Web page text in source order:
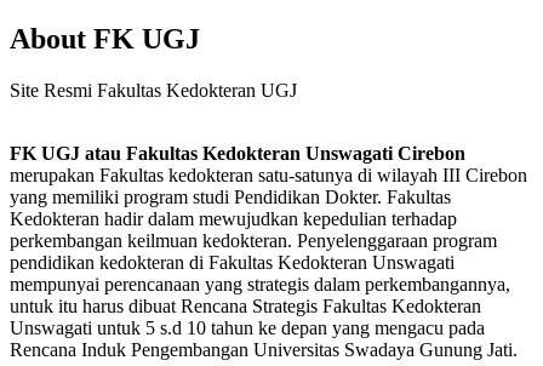
About FK UGJ
Site Resmi Fakultas Kedokteran UGJ
FK UGJ atau Fakultas Kedokteran Unswagati Cirebon
merupakan Fakultas kedokteran satu-satunya di wilayah III Cirebon
yang memiliki program studi Pendidikan Dokter. Fakultas
Kedokteran hadir dalam mewujudkan kepedulian terhadap
perkembangan keilmuan kedokteran. Penyelenggaraan program
pendidikan kedokteran di Fakultas Kedokteran Unswagati
mempunyai perencanaan yang strategis dalam perkembangannya,
untuk itu harus dibuat Rencana Strategis Fakultas Kedokteran
Unswagati untuk 5 s.d 10 tahun ke depan yang mengacu pada
Rencana Induk Pengembangan Universitas Swadaya Gunung Jati.